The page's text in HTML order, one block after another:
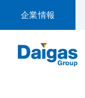
企業情報